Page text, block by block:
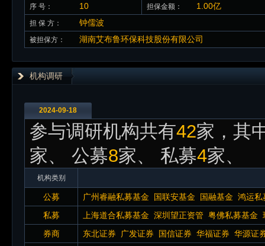
序 号： 10 担保金额： 1.00亿
担 保 方： 钟儒波
被担保方： 湖南艾布鲁环保科技股份有限公司
机构调研
2024-09-18
参与调研机构共有42家，其
家、 公募8家、 私募4家、
机构类别
公募 广州睿融私募基金 国联安基金 国融基金 鸿运私
私募
上海道合私募基金 深圳望正资管 粤佛私募基金
券商
东北证券 广发证券 国信证券 华福证券 华源证